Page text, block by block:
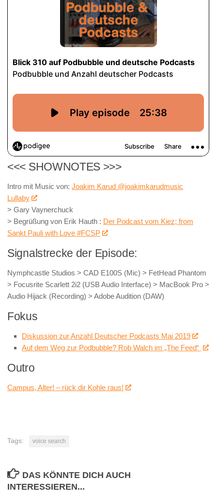
<<< SHOWNOTES >>>
Intro mit Music von: Joakim Karud @joakimkarudmusic
Lullaby
> Gary Vaynerchuck
> Begrüßung von Erik Hauth : Der Podcast vom Kiez; from
Sankt Pauli with Love #FCSP
Signalstrecke der Episode:
Nymphcastle Studios > CAD E100S (Mic) > FetHead Phantom
> Focusrite Scarlett 2i2 (USB Audio Interface) > MacBook Pro >
Audio Hijack (Recording) > Adobe Audition (DAW)
Fokus
Diskussion zur Anzahl Deutscher Podcasts Mai 2019
Auf dem Weg zur Podbubble? Rob Walch im „The Feed“
Outro
Campus, Alter! – rück dir Kohle raus!
Tags: voice search
DAS KÖNNTE DICH AUCH
INTERESSIEREN...